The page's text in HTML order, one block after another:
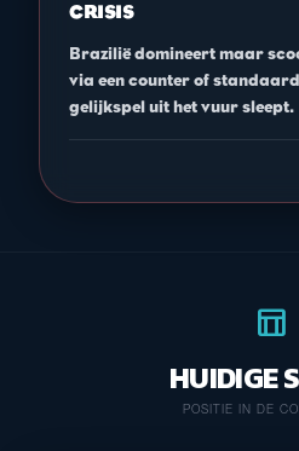
CRISIS
Brazilië domineert maar
via een counter of
gelijkspel uit het vuur sleept.
table_chart
HUIDIGE
POSITIE IN DE